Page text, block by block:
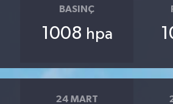
BASINÇ
1008 hpa
24 MART